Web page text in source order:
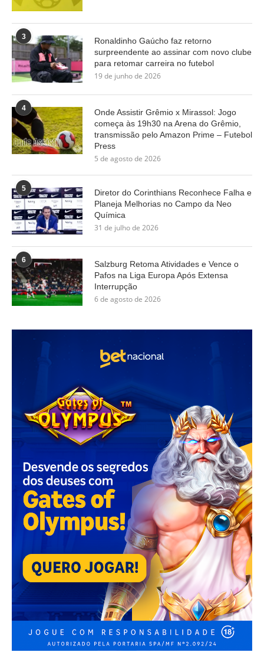
3
Ronaldinho Gaúcho faz retorno
surpreendente ao assinar com novo clube
para retomar carreira no futebol
19 de junho de 2026
4
Onde Assistir Grêmio x Mirassol: Jogo
começa às 19h30 na Arena do Grêmio,
transmissão pelo Amazon Prime – Futebol
Press
5 de agosto de 2026
5
Diretor do Corinthians Reconhece Falha e
Planeja Melhorias no Campo da Neo
Química
31 de julho de 2026
6
Salzburg Retoma Atividades e Vence o
Pafos na Liga Europa Após Extensa
Interrupção
6 de agosto de 2026